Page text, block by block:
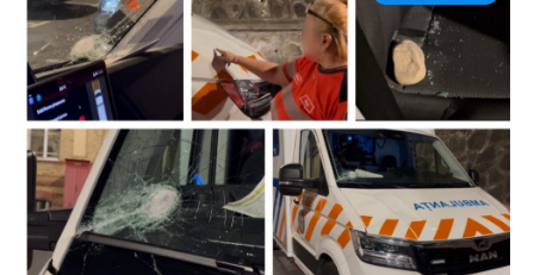
Adaugă aici textul pentru
subtitluAdaugă aici
textul pentru
subtitluAdaugă aici
textul pentru
subtitluAdaugă aici
textul pentru subti